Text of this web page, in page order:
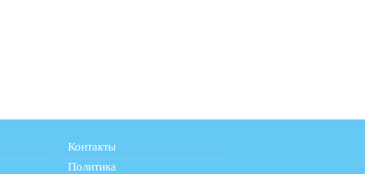
Контакты
Политика